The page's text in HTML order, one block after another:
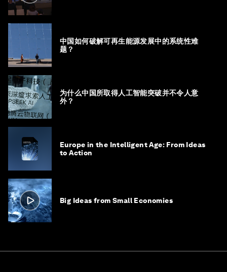
中国如何破解可再生能源发展中的系统性难
题？
为什么中国所取得人工智能突破并不令人意
外？
Europe in the Intelligent Age: From Ideas
to Action
Big Ideas from Small Economies